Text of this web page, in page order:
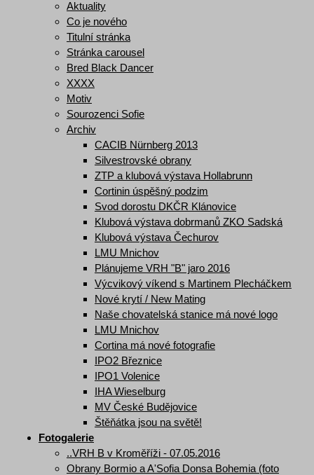
Aktuality
Co je nového
Titulní stránka
Stránka carousel
Bred Black Dancer
XXXX
Motiv
Sourozenci Sofie
Archiv
CACIB Nürnberg 2013
Silvestrovské obrany
ZTP a klubová výstava Hollabrunn
Cortinin úspěšný podzim
Svod dorostu DKČR Klánovice
Klubová výstava dobrmanů ZKO Sadská
Klubová výstava Čechurov
LMU Mnichov
Plánujeme VRH "B" jaro 2016
Výcvikový víkend s Martinem Plecháčkem
Nové krytí / New Mating
Naše chovatelská stanice má nové logo
LMU Mnichov
Cortina má nové fotografie
IPO2 Březnice
IPO1 Volenice
IHA Wieselburg
MV České Budějovice
Štěňátka jsou na světě!
Fotogalerie
..VRH B v Kroměříži - 07.05.2016
Obrany Bormio a A'Sofia Donsa Bohemia (foto